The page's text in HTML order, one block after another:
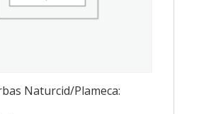
Naturcid/Plameca: